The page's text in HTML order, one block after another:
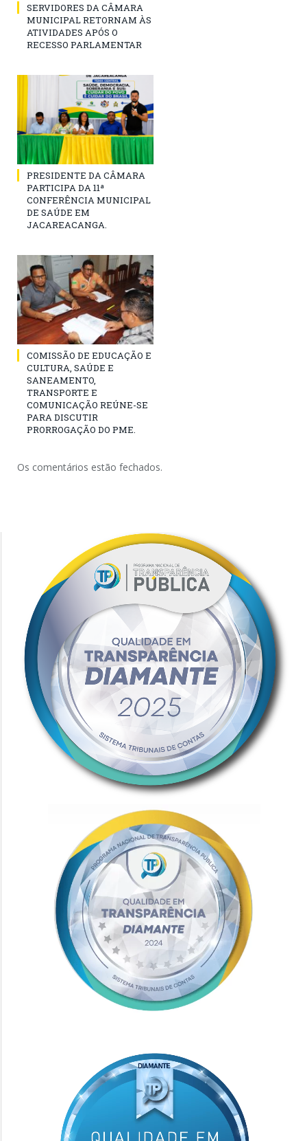
SERVIDORES DA CÂMARA
MUNICIPAL RETORNAM ÀS
ATIVIDADES APÓS O
RECESSO PARLAMENTAR
PRESIDENTE DA CÂMARA
PARTICIPA DA 11ª
CONFERÊNCIA MUNICIPAL
DE SAÚDE EM
JACAREACANGA.
COMISSÃO DE EDUCAÇÃO E
CULTURA, SAÚDE E
SANEAMENTO,
TRANSPORTE E
COMUNICAÇÃO REÚNE-SE
PARA DISCUTIR
PRORROGAÇÃO DO PME.
Os comentários estão fechados.